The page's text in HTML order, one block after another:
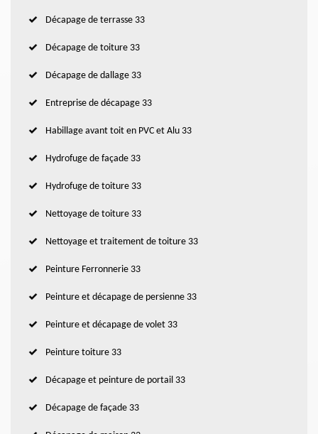
Décapage de terrasse 33
Décapage de toiture 33
Décapage de dallage 33
Entreprise de décapage 33
Habillage avant toit en PVC et Alu 33
Hydrofuge de façade 33
Hydrofuge de toiture 33
Nettoyage de toiture 33
Nettoyage et traitement de toiture 33
Peinture Ferronnerie 33
Peinture et décapage de persienne 33
Peinture et décapage de volet 33
Peinture toiture 33
Décapage et peinture de portail 33
Décapage de façade 33